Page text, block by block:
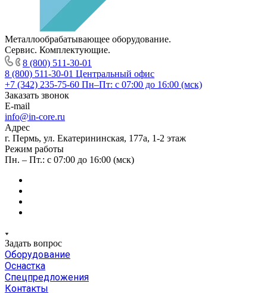
Металлообрабатывающее оборудование.
Сервис. Комплектующие.
8 (800) 511-30-01
8 (800) 511-30-01 Центральный офис
+7 (342) 235-75-60 Пн–Пт: с 07:00 до 16:00 (мск)
Заказать звонок
E-mail
info@in-core.ru
Адрес
г. Пермь, ул. ​Екатерининская, 177а, ​1-2 этаж
Режим работы
Пн. – Пт.: с 07:00 до 16:00 (мск)
Задать вопрос
Оборудование
Оснастка
Спецпредложения
Контакты